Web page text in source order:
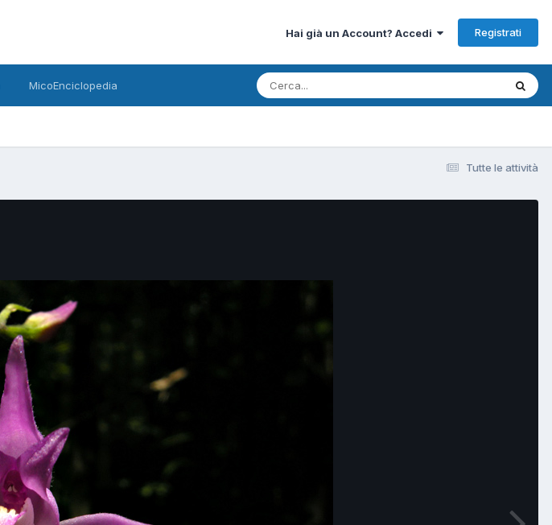
Hai già un Account? Accedi Registrati
MicoEnciclopedia
Tutte le attività